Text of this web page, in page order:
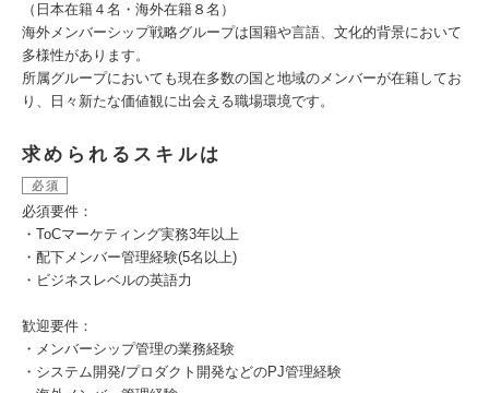
（日本在籍４名・海外在籍８名）
海外メンバーシップ戦略グループは国籍や言語、文化的背景において
多様性があります。
所属グループにおいても現在多数の国と地域のメンバーが在籍してお
り、日々新たな価値観に出会える職場環境です。
求められるスキルは
必須
必須要件：
・ToCマーケティング実務3年以上
・配下メンバー管理経験(5名以上)
・ビジネスレベルの英語力
歓迎要件：
・メンバーシップ管理の業務経験
・システム開発/プロダクト開発などのPJ管理経験